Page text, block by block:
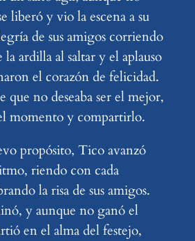
liberó y vio la escena a su
de sus amigos corriendo
la ardilla al saltar y el aplauso
el corazón de felicidad.
que no deseaba ser el mejor,
momento y compartirlo.
propósito, Tico avanzó
riendo con cada
la risa de sus amigos.
y aunque no ganó el
en el alma del festejo,